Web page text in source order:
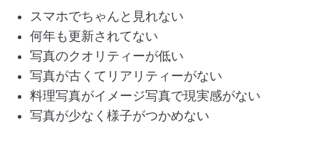
スマホでちゃんと見れない
何年も更新されてない
写真のクオリティーが低い
写真が古くてリアリティーがない
料理写真がイメージ写真で現実感がない
写真が少なく様子がつかめない